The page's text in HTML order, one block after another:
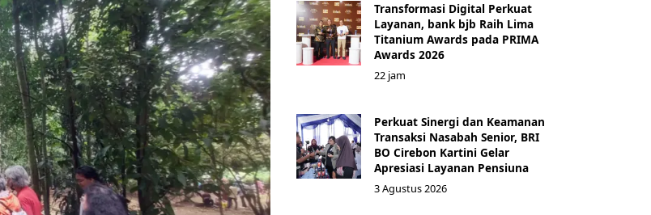
Transformasi Digital Perkuat
Layanan, bank bjb Raih Lima
Titanium Awards pada PRIMA
Awards 2026
22 jam
Perkuat Sinergi dan Keamanan
Transaksi Nasabah Senior, BRI
BO Cirebon Kartini Gelar
Apresiasi Layanan Pensiuna
3 Agustus 2026